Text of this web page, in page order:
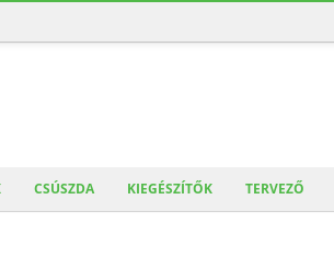
CSÚSZDA KIEGÉSZÍTŐK TERVEZŐ